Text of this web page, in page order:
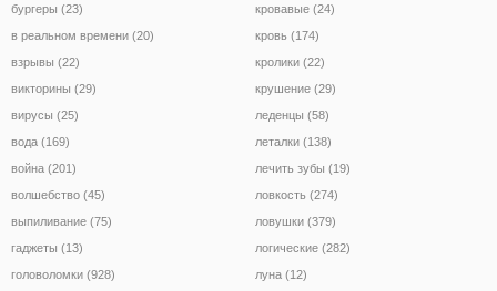
бургеры (23)
в реальном времени (20)
взрывы (22)
викторины (29)
вирусы (25)
вода (169)
война (201)
волшебство (45)
выпиливание (75)
гаджеты (13)
головоломки (928)
кровавые (24)
кровь (174)
кролики (22)
крушение (29)
леденцы (58)
леталки (138)
лечить зубы (19)
ловкость (274)
ловушки (379)
логические (282)
луна (12)